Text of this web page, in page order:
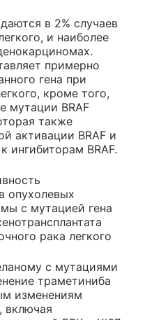
в 2% случаев
и наиболее
примерно
гена при
кроме того,
мутации BRAF
также
активации BRAF и
ингибиторам BRAF.
опухолевых
с мутацией гена
рака легкого
с мутациями
траметиниба
изменениям
включая